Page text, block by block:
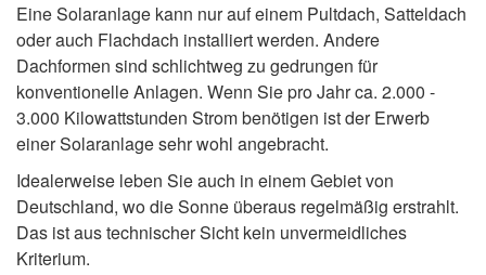
Eine Solaranlage kann nur auf einem Pultdach, Satteldach
oder auch Flachdach installiert werden. Andere
Dachformen sind schlichtweg zu gedrungen für
konventionelle Anlagen. Wenn Sie pro Jahr ca. 2.000 -
3.000 Kilowattstunden Strom benötigen ist der Erwerb
einer Solaranlage sehr wohl angebracht.
Idealerweise leben Sie auch in einem Gebiet von
Deutschland, wo die Sonne überaus regelmäßig erstrahlt.
Das ist aus technischer Sicht kein unvermeidliches
Kriterium.